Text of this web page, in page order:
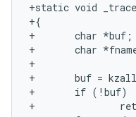
+static void
+{
+       char *buf;
+       char
+
+       buf =
+       if (!buf)
+